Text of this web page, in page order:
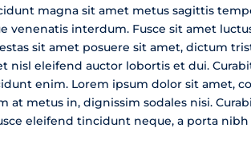
magna sit amet metus sagittis
venenatis interdum. Fusce sit amet
sit amet posuere sit amet, dictum
nisl eleifend auctor lobortis et dui.
enim. Lorem ipsum dolor sit amet,
at metus in, dignissim sodales nisi.
eleifend tincidunt neque, a porta